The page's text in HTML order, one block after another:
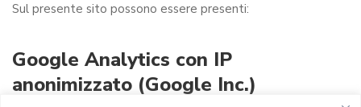
Sul presente sito possono essere presenti:
Google Analytics con IP
anonimizzato (Google Inc.)